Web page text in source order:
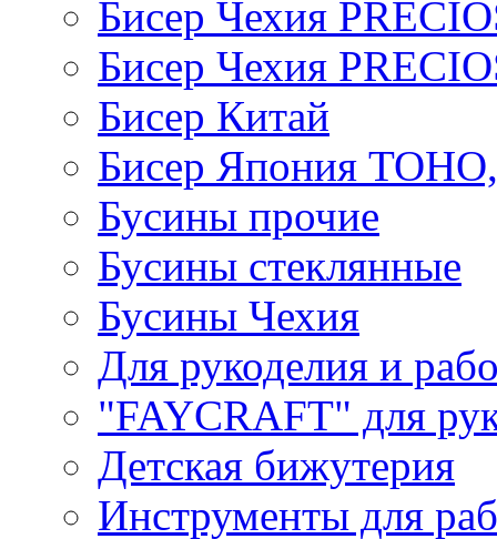
Бисер Чехия
Бисер Чехия
Бисер Китай
Бисер Япония
Бусины прочие
Бусины стеклянные
Бусины Чехия
Для рукоделия и
"FAYCRAFT" для
Детская бижутерия
Инструменты для